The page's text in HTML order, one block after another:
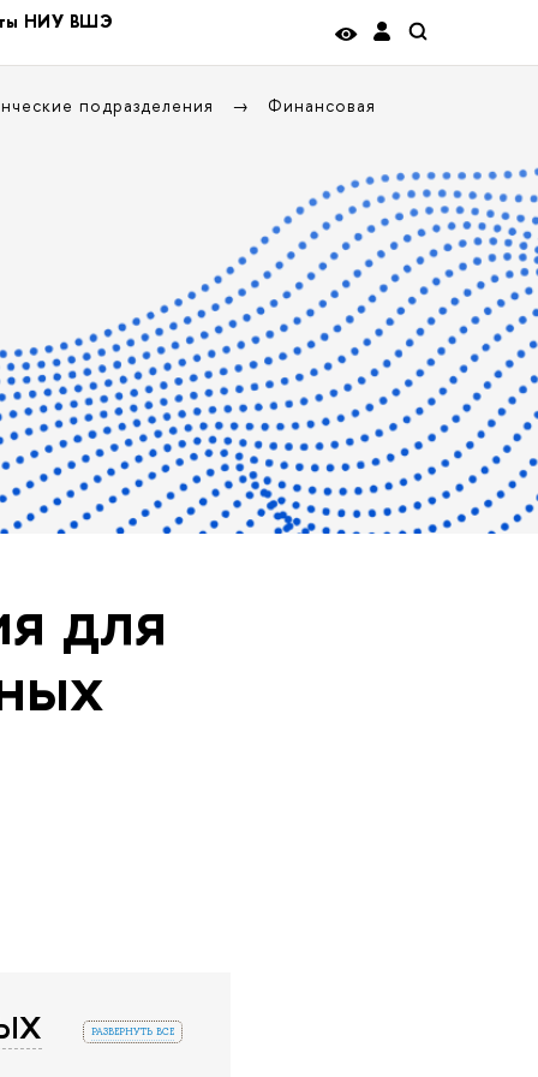
НИУ ВШЭ
подразделения
Финансовая
для
развернуть все